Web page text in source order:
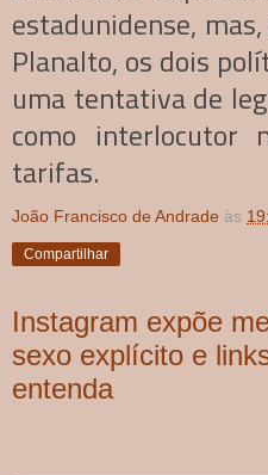
estadunidense,
Planalto, os dois
uma tentativa de
como interlocutor
tarifas.
João Francisco de Andrade às
Compartilhar
Instagram expõe
sexo explícito e
entenda